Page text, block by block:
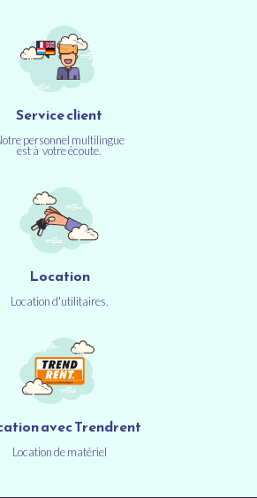
Service client
personnel multilingue
est à votre écoute.
Location
Location d'utilitaires.
avec Trendrent
Location de matériel